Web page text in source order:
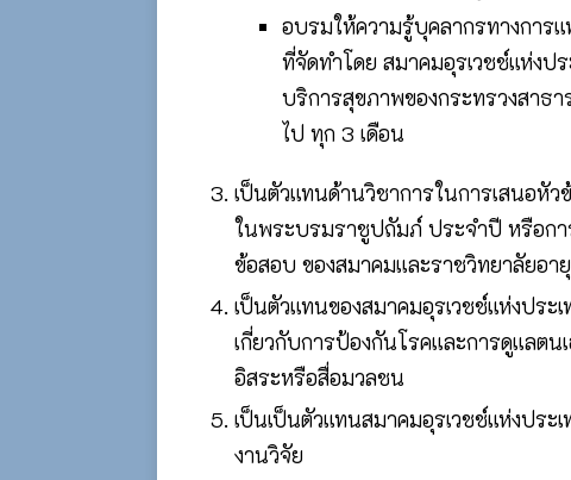
อบรมให้ความรู้บุคลากรทางการ
ที่จัดทำโดย สมาคมอุรเวชช์แห่งป
บริการสุขภาพของกระทรวงสาธ
ไป ทุก 3 เดือน
เป็นตัวแทนด้านวิชาการในการเสนอหั
ในพระบรมราชูปถัมภ์ ประจำปี หรือก
ข้อสอบ ของสมาคมและราชวิทยาลัยอ
เป็นตัวแทนของสมาคมอุรเวชช์แห่งปร
เกี่ยวกับการป้องกันโรคและการดูแลต
อิสระหรือสื่อมวลชน
เป็นเป็นตัวแทนสมาคมอุรเวชช์แห่งปร
งานวิจัย